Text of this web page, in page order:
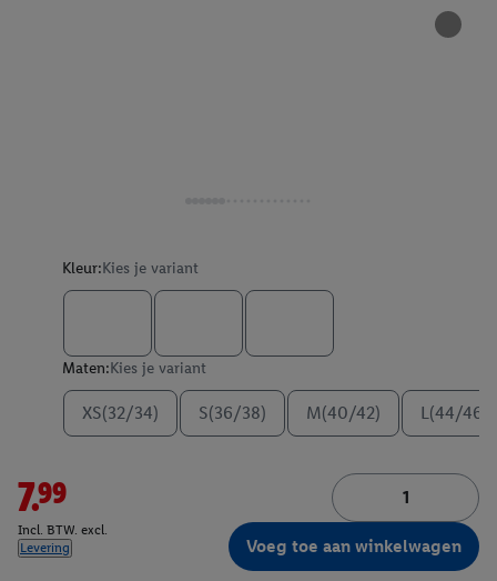
Kleur:Kies je variant
Maten:Kies je variant
XS(32/34) S(36/38) M(40/42) L(44/46)
7.99
Incl. BTW. excl.
Levering
Voeg toe aan winkelwagen